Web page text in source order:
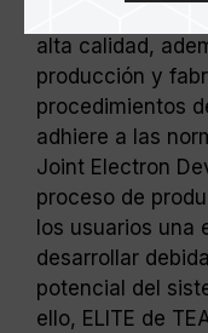
alta calidad,
producción y
procedimientos
adhiere a las
Joint Electron
proceso de
los usuarios una
desarrollar
potencial del
ello, ELITE de